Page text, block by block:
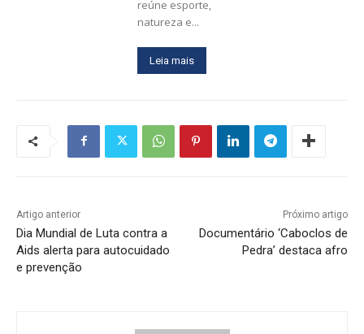
reúne esporte,
natureza e...
Leia mais
Artigo anterior
Dia Mundial de Luta contra a
Aids alerta para autocuidado
e prevenção
Próximo artigo
Documentário ‘Caboclos de
Pedra’ destaca afro